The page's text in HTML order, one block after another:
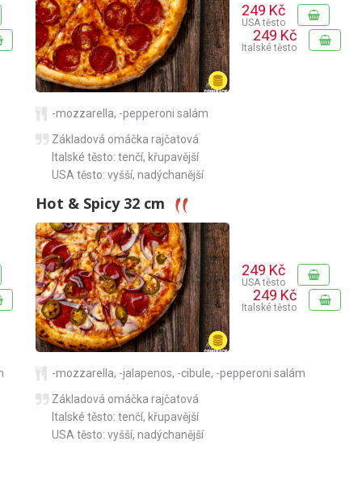
249 Kč
USA těsto
249 Kč
Italské těsto
-mozzarella, -pepperoni salám
Základová omáčka rajčatová
Italské těsto: tenčí, křupavější
USA těsto: vyšší, nadýchanější
Hot & Spicy 32 cm
249 Kč
USA těsto
249 Kč
Italské těsto
-mozzarella, -jalapenos, -cibule, -pepperoni salám
Základová omáčka rajčatová
Italské těsto: tenčí, křupavější
USA těsto: vyšší, nadýchanější